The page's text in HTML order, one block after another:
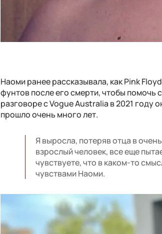
Наоми ранее рассказывала, как Pink
фунтов после его смерти, чтобы помочь
разговоре с Vogue Australia в 2021 году
прошло очень много лет.
Я выросла, потеряв отца в
взрослый человек, все еще
чувствуете, что в каком-то
чувствами Наоми.